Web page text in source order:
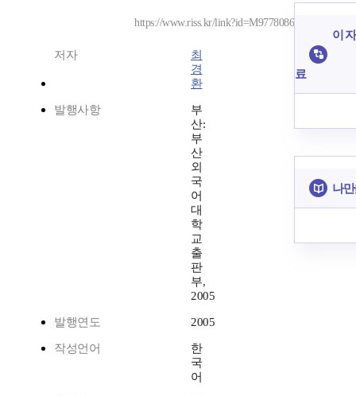
https://www.riss.kr/link?id=M9778086
저자
최
경
환
발행사항
부
산:
부
산
외
국
어
대
학
교
출
판
부,
2005
발행연도 2005
작성언어
한
국
어
이
료
나